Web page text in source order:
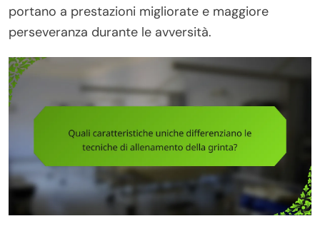
portano a prestazioni migliorate e maggiore
perseveranza durante le avversità.